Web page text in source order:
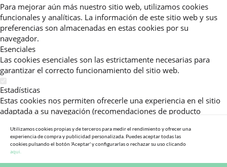
Para mejorar aún más nuestro sitio web, utilizamos cookies
funcionales y analíticas. La información de este sitio web y sus
preferencias son almacenadas en estas cookies por su
navegador.
Esenciales
Las cookies esenciales son las estrictamente necesarias para
garantizar el correcto funcionamiento del sitio web.
Estadísticas
Estas cookies nos permiten ofrecerle una experiencia en el sitio
adaptada a su navegación (recomendaciones de producto
consultadas, etc).Al activar esta cookie, nos ayuda a mejorar aún
más su experiencia.
Publicitarias
Utilizamos cookies propias y de terceros para medir el rendimiento y ofrecer una
experiencia de compra y publicidad personalizada. Puedes aceptar todas las
cookies pulsando el botón 'Aceptar' y configurarlas o rechazar su uso clicando
aqui.